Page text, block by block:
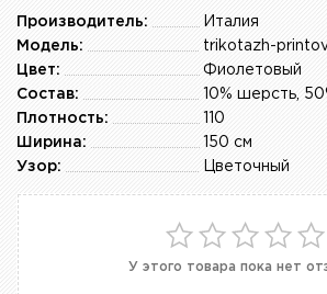
Италия
Производитель:
trikotazh-
Модель:
Фиолетовый
Цвет:
Состав:
110
Плотность:
150 см
Ширина:
Цветочный
Узор:
У этого товара пока нет